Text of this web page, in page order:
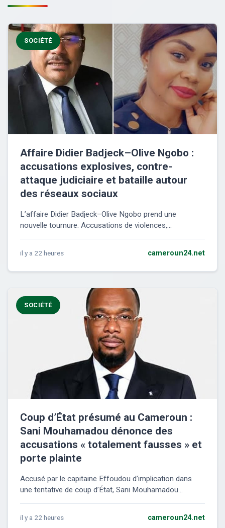
SOCIÉTÉ
Affaire Didier Badjeck–Olive Ngobo :
accusations explosives, contre-
attaque judiciaire et bataille autour
des réseaux sociaux
L’affaire Didier Badjeck–Olive Ngobo prend une
nouvelle tournure. Accusations de violences,...
il y a 22 heures cameroun24.net
SOCIÉTÉ
Coup d’État présumé au Cameroun :
Sani Mouhamadou dénonce des
accusations « totalement fausses » et
porte plainte
Accusé par le capitaine Effoudou d’implication dans
une tentative de coup d’État, Sani Mouhamadou...
il y a 22 heures cameroun24.net